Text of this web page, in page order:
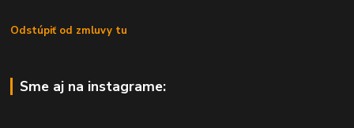
Odstúpiť od zmluvy tu
Sme aj na instagrame: